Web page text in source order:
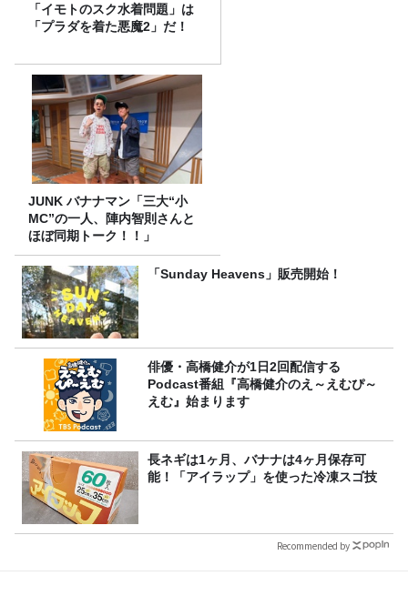
「イモトのスク水着問題」は
「プラダを着た悪魔2」だ！
JUNK バナナマン「三大“小
MC”の一人、陣内智則さんと
ほぼ同期トーク！！」
「Sunday Heavens」販売開始！
俳優・高橋健介が1日2回配信する
Podcast番組『高橋健介のえ～えむぴ～
えむ』始まります
長ネギは1ヶ月、バナナは4ヶ月保存可
能！「アイラップ」を使った冷凍スゴ技
Recommended by